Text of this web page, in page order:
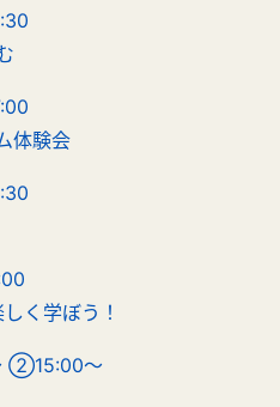
体験会
く学ぼう！
②15:00～